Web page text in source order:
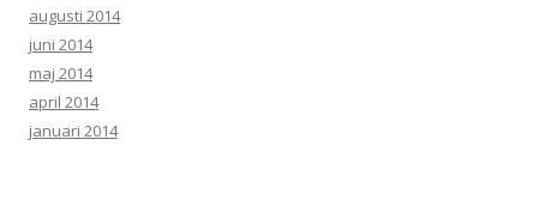
augusti 2014
juni 2014
maj 2014
april 2014
januari 2014